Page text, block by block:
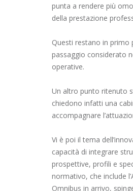
punta a rendere più
della prestazione
Questi restano in primo
passaggio considerato
operative.
Un altro punto ritenuto
chiedono infatti una
accompagnare
Vi è poi il tema
capacità di integrare
prospettive, profili e
normativo, che include
Omnibus in arrivo,